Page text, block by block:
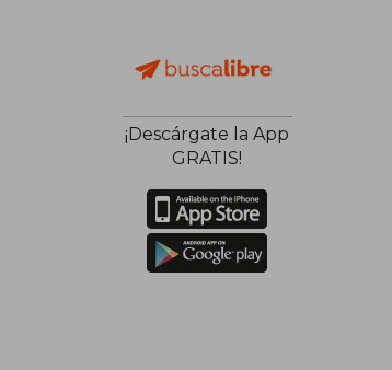
¡Descárgate la App
GRATIS!